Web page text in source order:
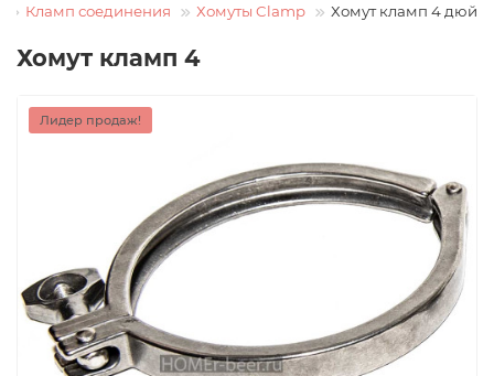
Кламп соединения Хомуты Clamp Хомут кламп 4
Хомут кламп 4
Лидер продаж!